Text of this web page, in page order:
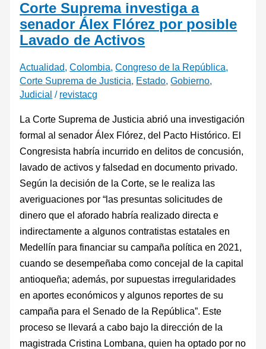
Corte Suprema investiga a
senador Álex Flórez por posible
Lavado de Activos
Actualidad,Colombia,Congreso de la República,
Corte Suprema de Justicia, Estado,Gobierno,
Judicial / revistacg
La Corte Suprema de Justicia abrió una investigación
formal al senador Álex Flórez, del Pacto Histórico. El
Congresista habría incurrido en delitos de concusión,
lavado de activos y falsedad en documento privado.
Según la decisión de la Corte, se le realiza las
averiguaciones por “las presuntas solicitudes de
dinero que el aforado habría realizado directa e
indirectamente a algunos contratistas estatales en
Medellín para financiar su campaña política en 2021,
cuando se desempeñaba como concejal de la capital
antioqueña; además, por supuestas irregularidades
en aportes económicos y algunos reportes de su
campaña para el Senado de la República”. Este
proceso se llevará a cabo bajo la dirección de la
magistrada Cristina Lombana, quien ha optado por no